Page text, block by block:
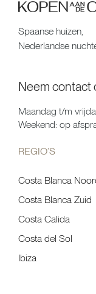
Spaanse huizen,
Nederlandse
Neem contact
Maandag t/m
Weekend: op
REGIO’S
Costa Blanca
Costa Blanca Zuid
Costa Calida
Costa del Sol
Ibiza